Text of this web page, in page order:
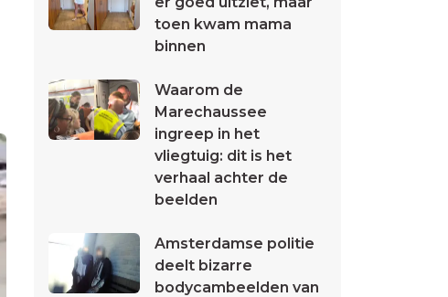
toen kwam mama
binnen
Waarom de
Marechaussee
ingreep in het
vliegtuig: dit is het
verhaal achter de
beelden
Amsterdamse politie
deelt bizarre
bodycambeelden van